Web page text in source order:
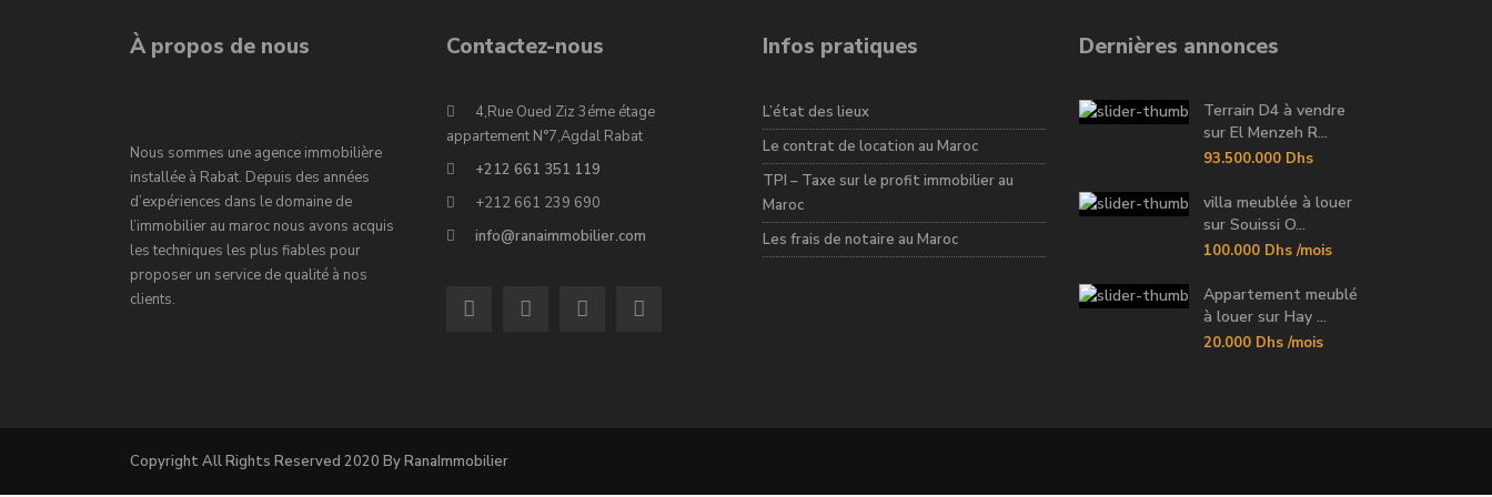
À propos de nous
Nous sommes une agence immobilière
installée à Rabat. Depuis des années
d’expériences dans le domaine de
l’immobilier au maroc nous avons acquis
les techniques les plus fiables pour
proposer un service de qualité à nos
clients.
Contactez-nous
4,Rue Oued Ziz 3éme étage
appartement N°7,Agdal Rabat
+212 661 351 119
+212 661 239 690
info@ranaimmobilier.com
Infos pratiques
L’état des lieux
Le contrat de location au Maroc
TPI – Taxe sur le profit immobilier au
Maroc
Les frais de notaire au Maroc
Dernières annonces
Terrain D4 à vendre
sur El Menzeh R...
93.500.000 Dhs
villa meublée à louer
sur Souissi O...
100.000 Dhs /mois
Appartement meublé
à louer sur Hay ...
20.000 Dhs /mois
Copyright All Rights Reserved 2020 By RanaImmobilier